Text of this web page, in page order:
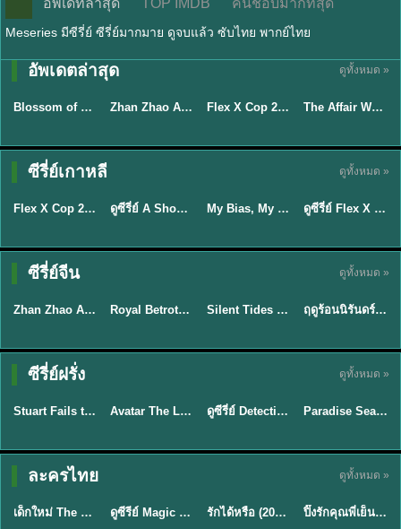
อัพเดทล่าสุด TOP IMDB คนชอบมากที่สุด
Meseries มีซีรี่ย์ ซีรี่ย์มากมาย ดูจบแล้ว ซับไทย พากย์ไทย
อัพเดตล่าสุด ดูทั้งหมด »
ซับไทย
Blossom of Power (2026) บุหงาซ่อนคม พากย์ไทย ซับไทย EP1-36 ★5 Zhan Zhao Adventures จั่นเจาตะลุยยุทธภพ (2026) พากย์ไทย ซับไทย EP.1-37 (จบ) ★8 Flex X Cop 2 คุณชายสายสืบ ซีซั่น 2 (2026) พากย์ไทย ซับไทย EP.1-14 ★3.3
ซับไทย
The Affair Was Just The Beginning ชู้รักอำพรางเลือด (2026) พากย์ไทย ซับไทย EP.1-8
ซีรี่ย์เกาหลี ดูทั้งหมด »
★8
ซับไทย
Flex X Cop 2 คุณชายสายสืบ ซีซั่น 2 (2026) พากย์ไทย ซับไทย EP.1-14 ★8 EP.16ดูซีรี่ย์ A Shop for Killers 2 ร้านลับนักฆ่า ซีซัน 2 (2026) ซับไทย-พากย์ไทย My Bias, My Boss เมื่อเมนฉันเป็นประธานบริษัท (2026) พากย์ไทย ซับไทย EP.1-12 ★8 EP.16
ซับไทย | พากย์
Sub EP. 16 | TH
ดูซีรี่ย์ Flex X Cop คุณชายสายสืบ (2024) พากย์ไทย-ซับไทย EP.1-16 (จบ)
ซีรี่ย์จีน ดูทั้งหมด »
★5
พากย์ไทย
Zhan Zhao Adventures จั่นเจาตะลุยยุทธภพ (2026) พากย์ไทย ซับไทย EP.1-37 (จบ) ★9 Royal Betrothal (2026) สัญญาวิวาห์แห่งราชวงศ์ พากย์ไทย ซับไทย EP1-32 ★9.5 Silent Tides คลื่นลมลวง (2025) พากย์ไทย ซับไทย EP.1-31 ★8.8
พากย์ไทย
ฤดูร้อนนิรันดร์ (2026) Never-Ending Summer พากย์ไทย EP.1-29
ซีรี่ย์ฝรั่ง ดูทั้งหมด »
★9.3
พากย์ไทย
Stuart Fails to Save the Universe สจ๊วตล่มแผนกู้จักรวาล (2026) พากย์ไทย ซับไทย EP.1-10 ★7.8 EP.7Avatar The Last Airbender 2 เณรน้อยเจ้าอภินิหาร พากย์ไทย EP.9ดูซีรี่ย์ Detective Hole (2026) พากย์ไทย HD ฟรี อัปเดตล่าสุด Netflix EP.8
พากย์ไทย
Paradise Season 2 (2026) พากย์ไทย EP1-8 ดูซีรี่ย์ฝรั่ง HD ครบทุกตอน
ละครไทย ดูทั้งหมด »
★ 8 EP.6
พากย์ไทย
เด็กใหม่ The Reset 2026 EP1-6 พากย์ไทย ดูซีรี่ย์ Netflix ล่าสุด HD ดูซีรีย์ Magic Move (2026) ทำนายทายรัก Thai EP.1-10 HD รักได้หรือ (2026) YOUNG Let's Begin Again พากย์ไทย EP.1-19 ★8
พากย์ไทย
ปิ๊งรักคุณพี่เย็นชา (2026) Frozen Valentine EP.1-10 (จบ)